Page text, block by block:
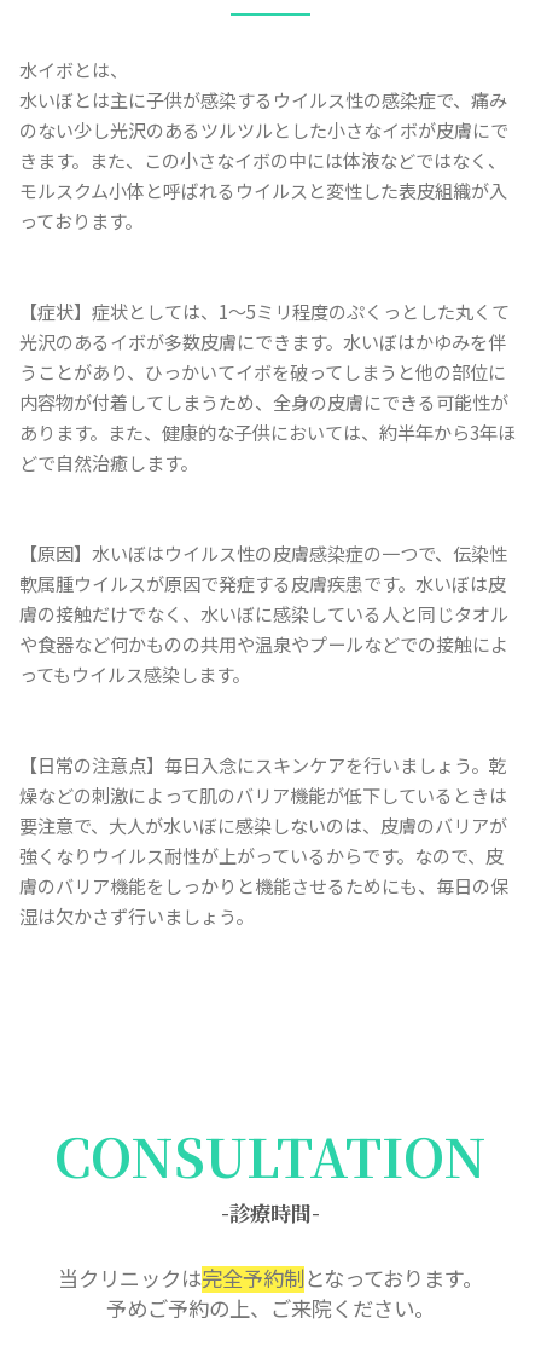
水イボとは、
水いぼとは主に子供が感染するウイルス性の感染症で、痛み
のない少し光沢のあるツルツルとした小さなイボが皮膚にで
きます。また、この小さなイボの中には体液などではなく、
モルスクム小体と呼ばれるウイルスと変性した表皮組織が入
っております。
【症状】症状としては、1～5ミリ程度のぷくっとした丸くて
光沢のあるイボが多数皮膚にできます。水いぼはかゆみを伴
うことがあり、ひっかいてイボを破ってしまうと他の部位に
内容物が付着してしまうため、全身の皮膚にできる可能性が
あります。また、健康的な子供においては、約半年から3年ほ
どで自然治癒します。
【原因】水いぼはウイルス性の皮膚感染症の一つで、伝染性
軟属腫ウイルスが原因で発症する皮膚疾患です。水いぼは皮
膚の接触だけでなく、水いぼに感染している人と同じタオル
や食器など何かものの共用や温泉やプールなどでの接触によ
ってもウイルス感染します。
【日常の注意点】毎日入念にスキンケアを行いましょう。乾
燥などの刺激によって肌のバリア機能が低下しているときは
要注意で、大人が水いぼに感染しないのは、皮膚のバリアが
強くなりウイルス耐性が上がっているからです。なので、皮
膚のバリア機能をしっかりと機能させるためにも、毎日の保
湿は欠かさず行いましょう。
CONSULTATION
-診療時間-
当クリニックは完全予約制となっております。
予めご予約の上、ご来院ください。